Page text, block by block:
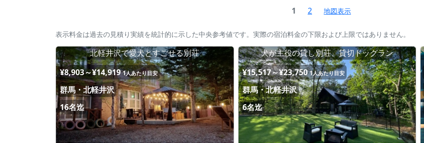
1 2 地図表示
表示料金は過去の見積り実績を統計的に示した中央参考値です。実際の宿泊料金の下限および上限ではありません。
北軽井沢で愛犬とすごせる別荘
¥8,903～¥14,919 1人あたり目安
群馬・北軽井沢
16名迄
犬が主役の貸し別荘、貸切ドッグラン
¥15,517～¥23,750 1人あたり目安
群馬・北軽井沢
6名迄